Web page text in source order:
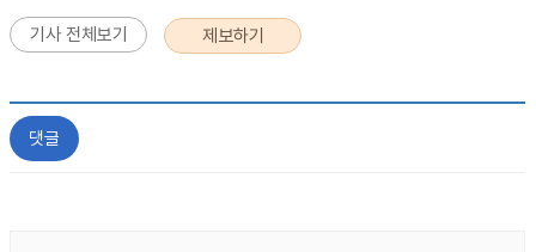
기사 전체보기 제보하기
댓글